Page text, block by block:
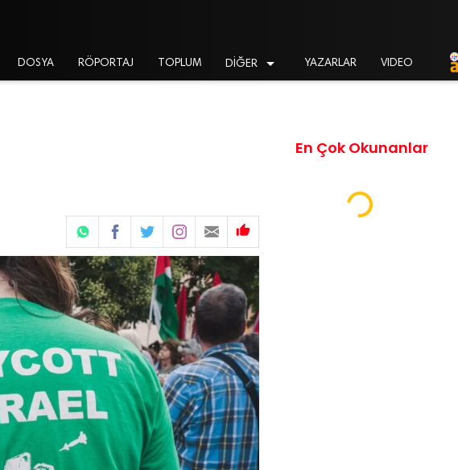
DOSYA RÖPORTAJ TOPLUM DİĞER  YAZARLAR VIDEO

En Çok Okunanlar
Loading...